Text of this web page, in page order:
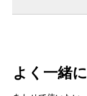
よく一緒